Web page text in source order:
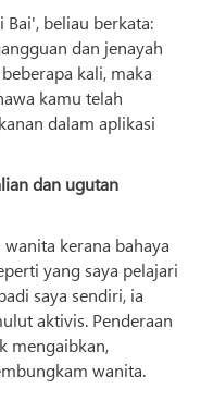
beliau berkata:
dan jenayah
kali, maka
kamu telah
dalam aplikasi
dan ugutan
kerana bahaya
yang saya pelajari
saya sendiri, ia
aktivis. Penderaan
mengaibkan,
wanita.